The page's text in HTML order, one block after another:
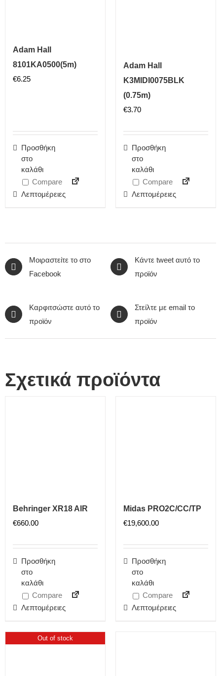
Adam Hall
8101KA0500(5m)
€6.25
Προσθήκη
στο
καλάθι
Compare
Λεπτομέρειες
Adam Hall
K3MIDI0075BLK
(0.75m)
€3.70
Προσθήκη
στο
καλάθι
Compare
Λεπτομέρειες
Μοιραστείτε το στο
Facebook
Κάντε tweet αυτό το
προϊόν
Καρφιτσώστε αυτό το
προϊόν
Στείλτε με email το
προϊόν
Σχετικά προϊόντα
Behringer XR18 AIR
€660.00
Προσθήκη
στο
καλάθι
Compare
Λεπτομέρειες
Midas PRO2C/CC/TP
€19,600.00
Προσθήκη
στο
καλάθι
Compare
Λεπτομέρειες
Out of stock